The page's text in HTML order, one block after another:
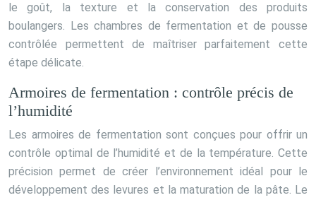
le goût, la texture et la conservation des produits
boulangers. Les chambres de fermentation et de pousse
contrôlée permettent de maîtriser parfaitement cette
étape délicate.
Armoires de fermentation : contrôle précis de
l’humidité
Les armoires de fermentation sont conçues pour offrir un
contrôle optimal de l’humidité et de la température. Cette
précision permet de créer l’environnement idéal pour le
développement des levures et la maturation de la pâte. Le